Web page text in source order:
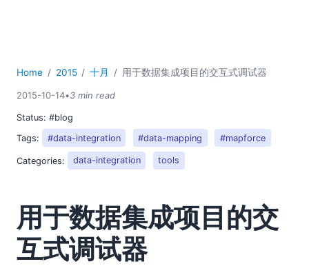
Home 2015 十月 用于数据集成项目的交互式调试器
2015-10-14•3 min read
Status: #blog
Tags:
#data-integration #data-mapping #mapforce
Categories: data-integration tools
用于数据集成项目的交
互式调试器